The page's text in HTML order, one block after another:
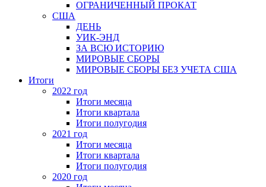
ОГРАНИЧЕННЫЙ ПРОКАТ
США
ДЕНЬ
УИК-ЭНД
ЗА ВСЮ ИСТОРИЮ
МИРОВЫЕ СБОРЫ
МИРОВЫЕ СБОРЫ БЕЗ УЧЕТА США
Итоги
2022 год
Итоги месяца
Итоги квартала
Итоги полугодия
2021 год
Итоги месяца
Итоги квартала
Итоги полугодия
2020 год